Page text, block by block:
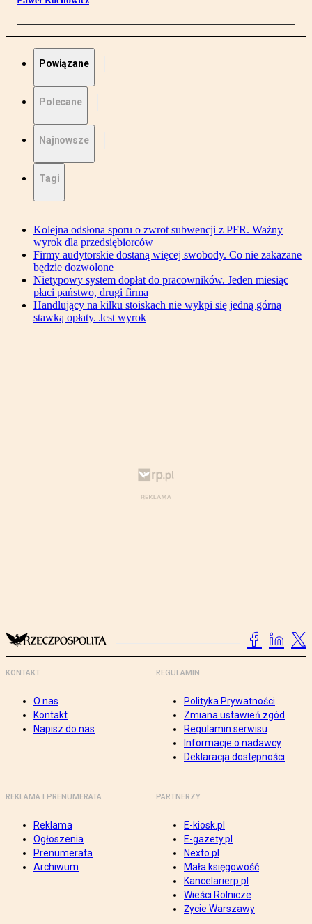
Powiązane
Polecane
Najnowsze
Tagi
Kolejna odsłona sporu o zwrot subwencji z PFR. Ważny
wyrok dla przedsiębiorców
Firmy audytorskie dostaną więcej swobody. Co nie zakazane
będzie dozwolone
Nietypowy system dopłat do pracowników. Jeden miesiąc
płaci państwo, drugi firma
Handlujący na kilku stoiskach nie wykpi się jedną górną
stawką opłaty. Jest wyrok
KONTAKT
O nas
Kontakt
Napisz do nas
REGULAMIN
Polityka Prywatności
Zmiana ustawień zgód
Regulamin serwisu
Informacje o nadawcy
Deklaracja dostępności
REKLAMA I PRENUMERATA
Reklama
Ogłoszenia
Prenumerata
Archiwum
PARTNERZY
E-kiosk.pl
E-gazety.pl
Nexto.pl
Mała księgowość
Kancelarierp.pl
Wieści Rolnicze
Życie Warszawy